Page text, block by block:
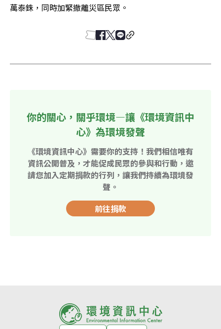
萬泰銖，同時加緊撤離災區民眾。
你的關心，關乎環境—讓《環境資訊中
心》為環境發聲
《環境資訊中心》需要你的支持！我們相信唯有
資訊公開普及，才能促成民眾的參與和行動，邀
請您加入定期捐款的行列，讓我們持續為環境發
聲。
前往捐款